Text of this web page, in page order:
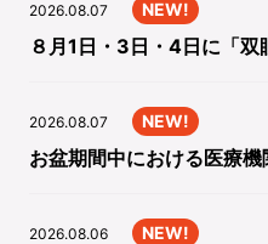
2026.08.07 NEW!
８月1日・3日・4日に「双
2026.08.07 NEW!
お盆期間中における医療
2026.08.06 NEW!